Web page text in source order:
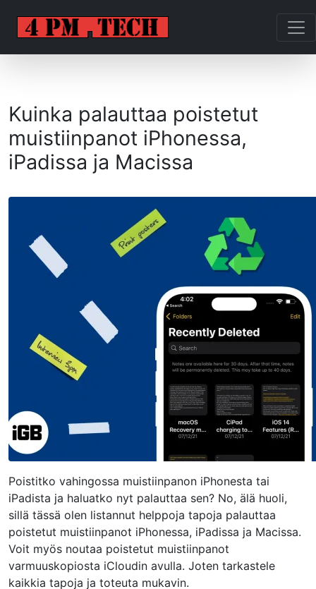
Kuinka palauttaa poistetut
muistiinpanot iPhonessa,
iPadissa ja Macissa
Poistitko vahingossa muistiinpanon iPhonesta tai
iPadista ja haluatko nyt palauttaa sen? No, älä huoli,
sillä tässä olen listannut helppoja tapoja palauttaa
poistetut muistiinpanot iPhonessa, iPadissa ja Macissa.
Voit myös noutaa poistetut muistiinpanot
varmuuskopiosta iCloudin avulla. Joten tarkastele
kaikkia tapoja ja toteuta mukavin.